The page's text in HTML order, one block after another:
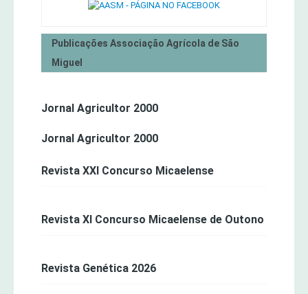
Publicações Associação Agrícola de São
Miguel
Jornal Agricultor 2000
Jornal Agricultor 2000
Revista XXI Concurso Micaelense
Revista XI Concurso Micaelense de Outono
Revista Genética 2026